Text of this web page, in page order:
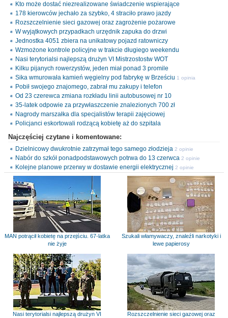
Kto może dostać niezrealizowane świadczenie wspierające
178 kierowców jechało za szybko, 4 straciło prawo jazdy
Rozszczelnienie sieci gazowej oraz zagrożenie pożarowe
W wyjątkowych przypadkach urzędnik zapuka do drzwi
Jednostka 4051 zbiera na unikatowy pojazd ratowniczy
Wzmożone kontrole policyjne w trakcie długiego weekendu
Nasi terytorialsi najlepszą drużyn VI Mistrzostostw WOT
Kilku pijanych rowerzystów, jeden miał ponad 3 promile
Sika wmurowała kamień węgielny pod fabrykę w Brześciu 1 opinia
Pobił swojego znajomego, zabrał mu zakupy i telefon
Od 23 czerewca zmiana rozkładu linii autobusowej nr 10
35-latek odpowie za przywłaszczenie znalezionych 700 zł
Nagrody marszałka dla specjalistów terapii zajęciowej
Policjanci eskortowali rodzącą kobietę aż do szpitala
Najczęściej czytane i komentowane:
Dzielnicowy dwukrotnie zatrzymał tego samego złodzieja 2 opinie
Nabór do szkół ponadpodstawowych potrwa do 13 czerwca 2 opinie
Kolejne planowe przerwy w dostawie energii elektrycznej 2 opinie
MAN potrącił kobietę na przejściu. 67-latka
nie żyje
Szukali włamywaczy, znaleźli narkotyki i
lewe papierosy
Nasi terytorialsi najlepszą drużyn VI
Rozszczelnienie sieci gazowej oraz